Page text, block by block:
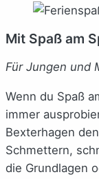
Mit Spaß am
Für Jungen und
Wenn du Spaß
immer
Bexterhagen
Schmettern,
die Grundlagen